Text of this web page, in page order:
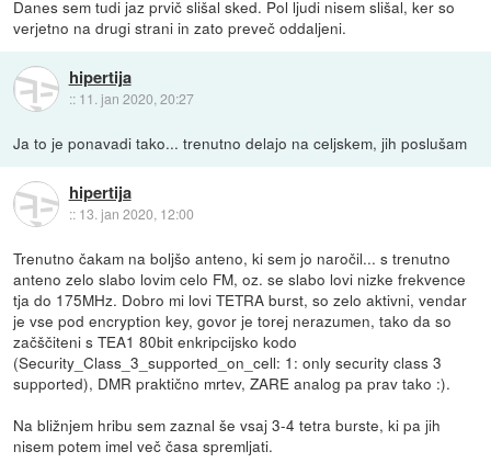
Danes sem tudi jaz prvič slišal sked. Pol ljudi nisem slišal, ker so
verjetno na drugi strani in zato preveč oddaljeni.
hipertija
:: 11. jan 2020, 20:27
Ja to je ponavadi tako... trenutno delajo na celjskem, jih poslušam
hipertija
:: 13. jan 2020, 12:00
Trenutno čakam na boljšo anteno, ki sem jo naročil... s trenutno
anteno zelo slabo lovim celo FM, oz. se slabo lovi nizke frekvence
tja do 175MHz. Dobro mi lovi TETRA burst, so zelo aktivni, vendar
je vse pod encryption key, govor je torej nerazumen, tako da so
začščiteni s TEA1 80bit enkripcijsko kodo
(Security_Class_3_supported_on_cell: 1: only security class 3
supported), DMR praktično mrtev, ZARE analog pa prav tako :).
Na bližnjem hribu sem zaznal še vsaj 3-4 tetra burste, ki pa jih
nisem potem imel več časa spremljati.